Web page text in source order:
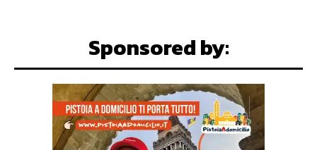
Sponsored by: